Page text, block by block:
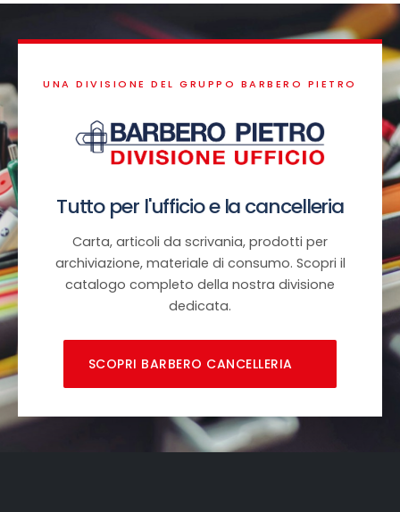
UNA DIVISIONE DEL GRUPPO BARBERO PIETRO
Tutto per l'ufficio e la cancelleria
Carta, articoli da scrivania, prodotti per
archiviazione, materiale di consumo. Scopri il
catalogo completo della nostra divisione
dedicata.
SCOPRI BARBERO CANCELLERIA